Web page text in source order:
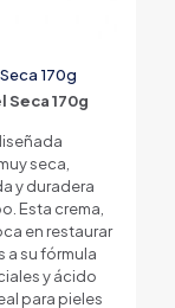
170g
Seca 170g
seca,
y duradera
Esta crema,
en restaurar
a su fórmula
y ácido
para pieles